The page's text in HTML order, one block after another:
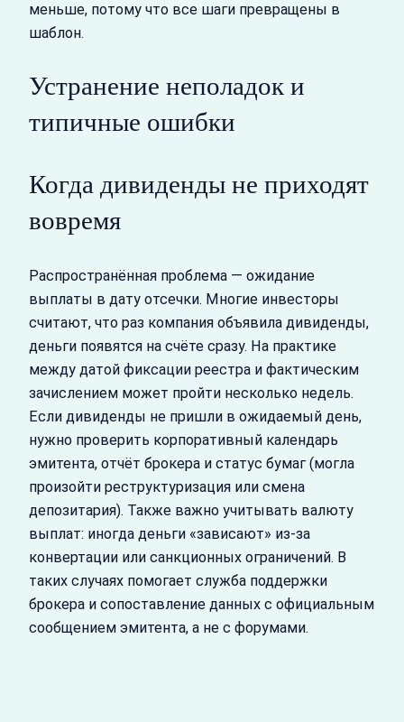
меньше, потому что все шаги превращены в
шаблон.
Устранение неполадок и
типичные ошибки
Когда дивиденды не приходят
вовремя
Распространённая проблема — ожидание
выплаты в дату отсечки. Многие инвесторы
считают, что раз компания объявила дивиденды,
деньги появятся на счёте сразу. На практике
между датой фиксации реестра и фактическим
зачислением может пройти несколько недель.
Если дивиденды не пришли в ожидаемый день,
нужно проверить корпоративный календарь
эмитента, отчёт брокера и статус бумаг (могла
произойти реструктуризация или смена
депозитария). Также важно учитывать валюту
выплат: иногда деньги «зависают» из‑за
конвертации или санкционных ограничений. В
таких случаях помогает служба поддержки
брокера и сопоставление данных с официальным
сообщением эмитента, а не с форумами.